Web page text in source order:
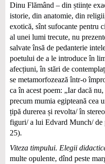
Dinu Flămând – din științe
istorie, din anatomie, din
exotică, sînt sufocante pentru
al unei lumi trecute, nu
salvate însă de pedanterie
poetului de a le introduce în
afecțiuni, în stări de
se metamorfozează într-o
ca în acest poem: „Iar dacă
precum mumia egipteană cea
țipă durerea și revolta/ în
figuri/ a lui Edvard Munch/ de
25).
Viteza timpului. Elegii
multe opulente, dînd peste